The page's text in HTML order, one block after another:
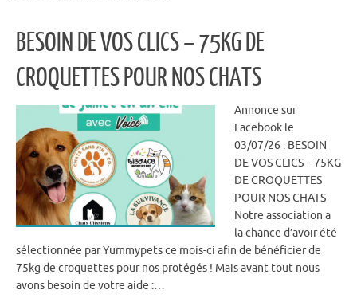
BESOIN DE VOS CLICS – 75KG DE
CROQUETTES POUR NOS CHATS
Annonce sur
Facebook le
03/07/26 : BESOIN
DE VOS CLICS – 75KG
DE CROQUETTES
POUR NOS CHATS
Notre association a
la chance d’avoir été
sélectionnée par Yummypets ce mois-ci afin de bénéficier de
75kg de croquettes pour nos protégés ! Mais avant tout nous
avons besoin de votre aide :…